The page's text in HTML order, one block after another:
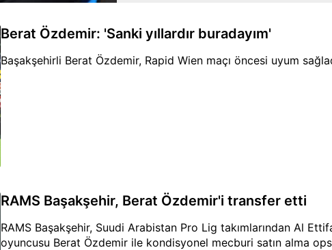
Berat Özdemir: 'Sanki yıllardır buradayım'
Başakşehirli Berat Özdemir, Rapid Wien maçı öncesi uyum
RAMS Başakşehir, Berat Özdemir'i transfer etti
RAMS Başakşehir, Suudi Arabistan Pro Lig takımlarından Al
oyuncusu Berat Özdemir ile kondisyonel mecburi satın alma